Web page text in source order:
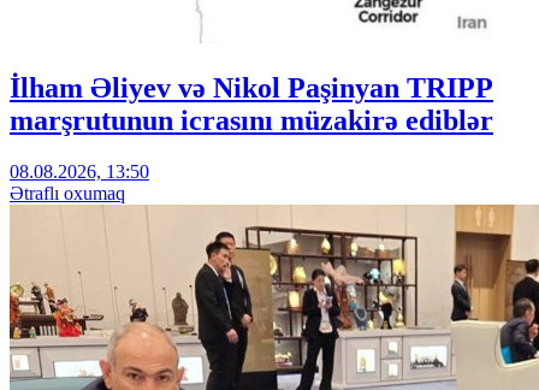
İlham Əliyev və Nikol Paşinyan TRIPP
marşrutunun icrasını müzakirə ediblər
08.08.2026, 13:50
Ətraflı oxumaq